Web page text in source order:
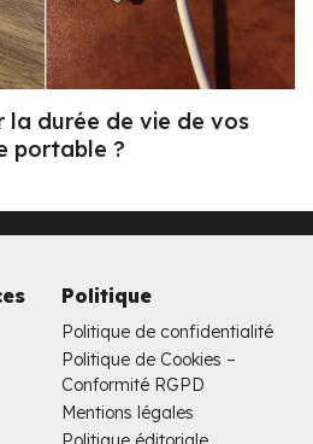
la durée de vie de vos
portable ?
Politique
Politique de confidentialité
Politique de Cookies –
Conformité RGPD
Mentions légales